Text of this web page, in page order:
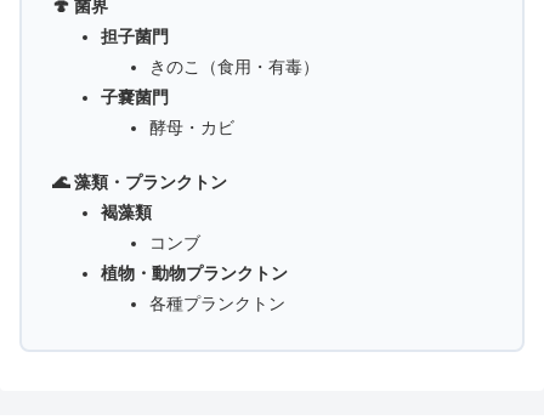
🍄 菌界
担子菌門
きのこ（食用・有毒）
子嚢菌門
酵母・カビ
🌊 藻類・プランクトン
褐藻類
コンブ
植物・動物プランクトン
各種プランクトン